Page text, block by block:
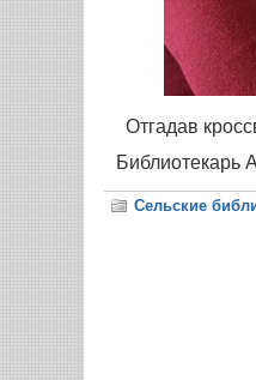
Отгадав
Библиотекарь
Сельские